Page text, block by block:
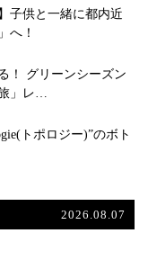
子供と一緒に都内近
へ！
！ グリーンシーズン
」レ…
トポロジー)”のボト
2026.08.07